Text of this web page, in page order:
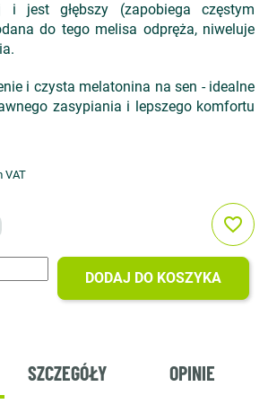
i jest głębszy (zapobiega częstym
do tego melisa odpręża, niweluje
i czysta melatonina na sen - idealne
zasypiania i lepszego komfortu
VAT
DODAJ DO KOSZYKA
favorite_border
SZCZEGÓŁY OPINIE